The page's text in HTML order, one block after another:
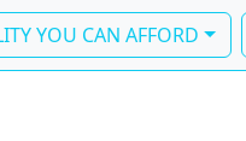
YOU CAN AFFORD